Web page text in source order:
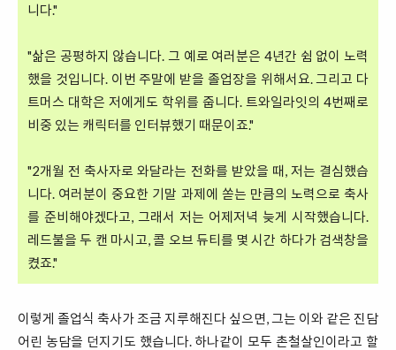
니다."
"삶은 공평하지 않습니다. 그 예로 여러분은 4년간 쉼 없이 노력
했을 것입니다. 이번 주말에 받을 졸업장을 위해서요. 그리고 다
트머스 대학은 저에게도 학위를 줍니다. 트와일라잇의 4번째로
비중 있는 캐릭터를 인터뷰했기 때문이죠."
"2개월 전 축사자로 와달라는 전화를 받았을 때, 저는 결심했습
니다. 여러분이 중요한 기말 과제에 쏟는 만큼의 노력으로 축사
를 준비해야겠다고, 그래서 저는 어제저녁 늦게 시작했습니다.
레드불을 두 캔 마시고, 콜 오브 듀티를 몇 시간 하다가 검색창을
켰죠."
이렇게 졸업식 축사가 조금 지루해진다 싶으면, 그는 이와 같은 진담
어린 농담을 던지기도 했습니다. 하나같이 모두 촌철살인이라고 할